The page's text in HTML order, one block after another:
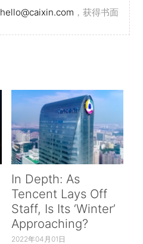
hello@caixin.com ，获得书面
In Depth: As
Tencent Lays Off
Staff, Is Its ‘Winter’
Approaching?
2022年04月01日